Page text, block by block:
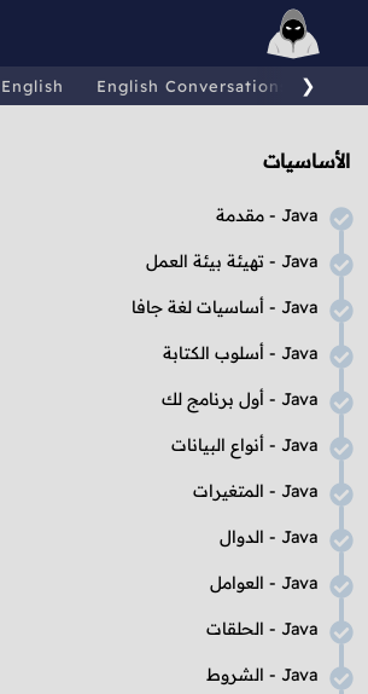
English English Conversations ❯
الأساسيات
Java - مقدمة
Java - تهيئة بيئة العمل
Java - أساسيات لغة جافا
Java - أسلوب الكتابة
Java - أول برنامج لك
Java - أنواع البيانات
Java - المتغيرات
Java - الدوال
Java - العوامل
Java - الحلقات
Java - الشروط